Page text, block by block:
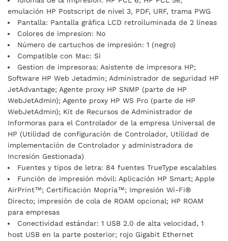
emulación HP Postscript de nivel 3, PDF, URF, trama PWG
Pantalla: Pantalla gráfica LCD retroiluminada de 2 líneas
Colores de impresion: No
Número de cartuchos de impresión: 1 (negro)
Compatible con Mac: Si
Gestion de impresoras: Asistente de impresora HP;
Software HP Web Jetadmin; Administrador de seguridad HP
JetAdvantage; Agente proxy HP SNMP (parte de HP
WebJetAdmin); Agente proxy HP WS Pro (parte de HP
WebJetAdmin); Kit de Recursos de Administrador de
Informoras para el Controlador de la empresa Universal de
HP (Utilidad de configuración de Controlador, Utilidad de
implementación de Controlador y administradora de
Incresión Gestionada)
Fuentes y tipos de letra: 84 fuentes TrueType escalables
Función de impresión móvil: Aplicación HP Smart; Apple
AirPrint™; Certificación Mopria™; Impresión Wi-Fi®
Directo; impresión de cola de ROAM opcional; HP ROAM
para empresas
Conectividad estándar: 1 USB 2.0 de alta velocidad, 1
host USB en la parte posterior; rojo Gigabit Ethernet